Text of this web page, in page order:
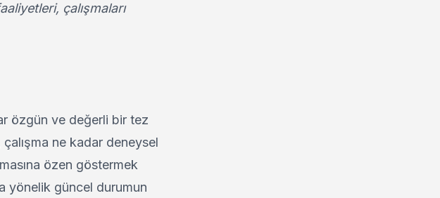
çalışmaları
özgün ve değerli bir tez
ne kadar deneysel
özen göstermek
yönelik güncel durumun